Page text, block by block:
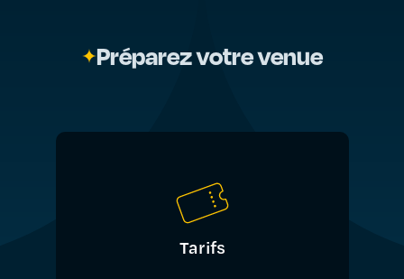
Préparez votre venue
Tarifs